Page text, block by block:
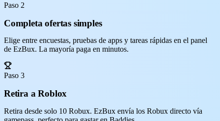
Paso 2
Completa ofertas simples
Elige entre encuestas, pruebas de apps y tareas rápidas en el panel
de EzBux. La mayoría paga en minutos.
Paso 3
Retira a Roblox
Retira desde solo 10 Robux. EzBux envía los Robux directo vía